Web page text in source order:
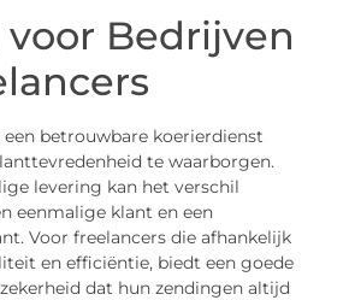
Bedrijven
betrouwbare koerierdienst
te waarborgen.
levering kan het verschil
eenmalige klant en een
Voor freelancers die afhankelijk
en efficiëntie, biedt een goede
dat hun zendingen altijd